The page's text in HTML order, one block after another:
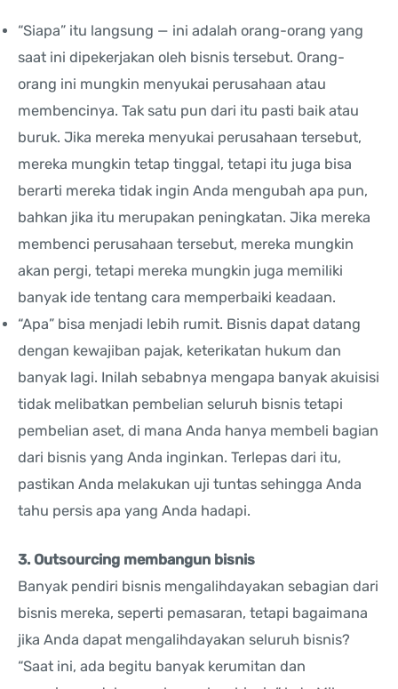
“Siapa” itu langsung — ini adalah orang-orang yang
saat ini dipekerjakan oleh bisnis tersebut. Orang-
orang ini mungkin menyukai perusahaan atau
membencinya. Tak satu pun dari itu pasti baik atau
buruk. Jika mereka menyukai perusahaan tersebut,
mereka mungkin tetap tinggal, tetapi itu juga bisa
berarti mereka tidak ingin Anda mengubah apa pun,
bahkan jika itu merupakan peningkatan. Jika mereka
membenci perusahaan tersebut, mereka mungkin
akan pergi, tetapi mereka mungkin juga memiliki
banyak ide tentang cara memperbaiki keadaan.
“Apa” bisa menjadi lebih rumit. Bisnis dapat datang
dengan kewajiban pajak, keterikatan hukum dan
banyak lagi. Inilah sebabnya mengapa banyak akuisisi
tidak melibatkan pembelian seluruh bisnis tetapi
pembelian aset, di mana Anda hanya membeli bagian
dari bisnis yang Anda inginkan. Terlepas dari itu,
pastikan Anda melakukan uji tuntas sehingga Anda
tahu persis apa yang Anda hadapi.
3. Outsourcing membangun bisnis
Banyak pendiri bisnis mengalihdayakan sebagian dari
bisnis mereka, seperti pemasaran, tetapi bagaimana
jika Anda dapat mengalihdayakan seluruh bisnis?
“Saat ini, ada begitu banyak kerumitan dan